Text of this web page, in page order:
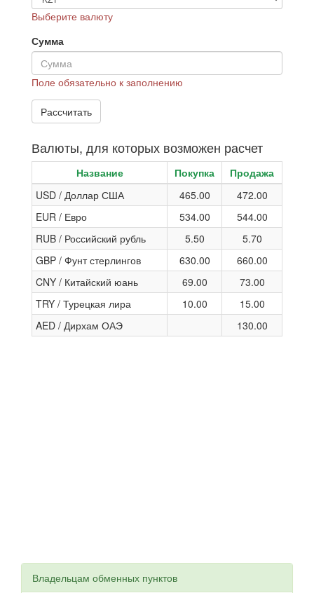
Выберите валюту
Сумма
Поле обязательно к заполнению
Валюты, для которых возможен расчет
Название Покупка
Продажа
USD / Доллар США
465.00
472.00
EUR / Евро
534.00
544.00
RUB / Российский рубль
5.50
5.70
GBP / Фунт стерлингов
630.00
660.00
CNY / Китайский юань
69.00
73.00
TRY / Турецкая лира
10.00
15.00
AED / Дирхам ОАЭ
130.00
Владельцам обменных пунктов